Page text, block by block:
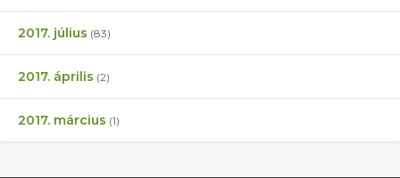
2017. július (83)
2017. április (2)
2017. március (1)